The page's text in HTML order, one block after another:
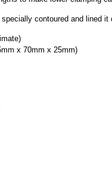
contoured and lined
x 70mm x 25mm)